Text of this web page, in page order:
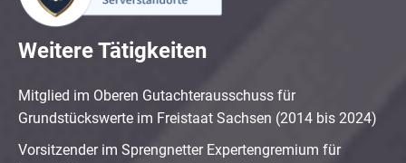
Weitere Tätigkeiten
Mitglied im Oberen Gutachterausschuss für
Grundstückswerte im Freistaat Sachsen (2014 bis 2024)
Vorsitzender im Sprengnetter Expertengremium für